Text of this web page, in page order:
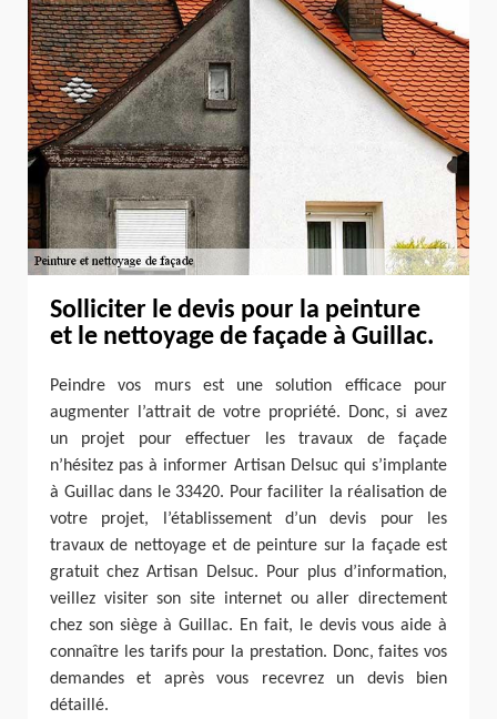
Solliciter le devis pour la peinture
et le nettoyage de façade à Guillac.
Peindre vos murs est une solution efficace pour
augmenter l’attrait de votre propriété. Donc, si avez
un projet pour effectuer les travaux de façade
n’hésitez pas à informer Artisan Delsuc qui s’implante
à Guillac dans le 33420. Pour faciliter la réalisation de
votre projet, l’établissement d’un devis pour les
travaux de nettoyage et de peinture sur la façade est
gratuit chez Artisan Delsuc. Pour plus d’information,
veillez visiter son site internet ou aller directement
chez son siège à Guillac. En fait, le devis vous aide à
connaître les tarifs pour la prestation. Donc, faites vos
demandes et après vous recevrez un devis bien
détaillé.